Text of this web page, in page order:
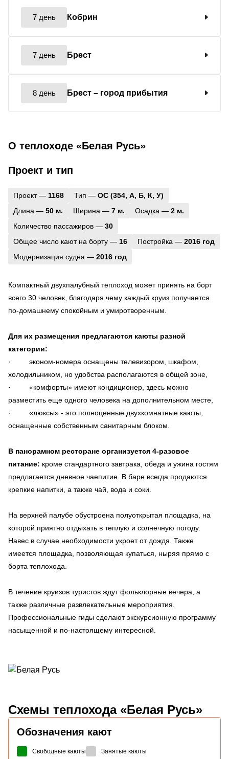
7 день Кобрин
7 день Брест
8 день Брест – город прибытия
О теплоходе «Белая Русь»
Проект и тип
Проект — 1168 Тип — ОС (354, А, Б, К, У)
Длина — 50 м. Ширина — 7 м. Осадка — 2 м.
Количество пассажиров — 30
Общее число кают на борту — 16 Постройка — 2016 год
Модернизация судна — 2016 год
Компактный двухпалубный теплоход может принять на борт
всего 30 человек, благодаря чему каждый круиз получается
по-домашнему спокойным и умиротворенным.
Для их размещения предлагаются каюты разной
категории:
· эконом-номера оснащены телевизором, шкафом,
холодильником, но удобства располагаются в общей зоне,
· «комфорты» имеют кондиционер, здесь можно
разместить еще одного человека на дополнительном месте,
· «люксы» - это полноценные двухкомнатные каюты,
оснащенные собственным санитарным блоком.
В панорамном ресторане организуется 4-разовое
питание: кроме стандартного завтрака, обеда и ужина гостям
предлагается дневное чаепитие. В баре всегда продаются
крепкие напитки, а также чай, вода и соки.
На верхней палубе обустроена полуоткрытая площадка, на
которой приятно отдыхать в теплую и солнечную погоду.
Навес в случае необходимости укроет от дождя. Также
имеется площадка, позволяющая купаться, ныряя прямо с
борта теплохода.
В течение круизов туристов ждут фольклорные вечера, а
также различные развлекательные мероприятия.
Профессиональные гиды сделают экскурсионную программу
насыщенной и по-настоящему интересной.
Схемы теплохода «Белая Русь»
Обозначения кают
Свободные каюты Занятые каюты